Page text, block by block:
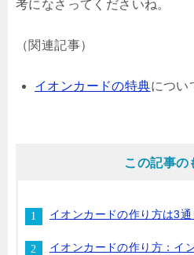
考になさってくださいね。
（関連記事）
イオンカードの特典につい
この記事の
イオンカードの作り方は3通
イオンカードの作り方：イ